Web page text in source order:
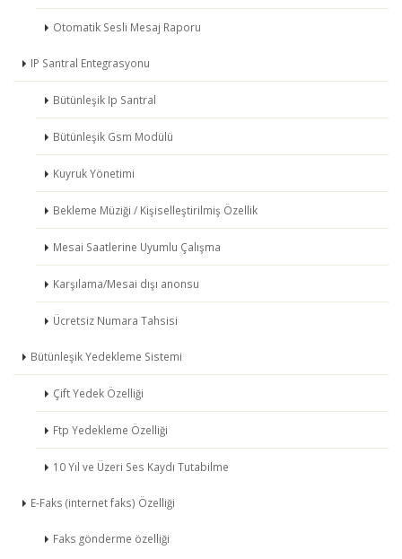
Otomatik Sesli Mesaj Raporu
IP Santral Entegrasyonu
Bütünleşik Ip Santral
Bütünleşik Gsm Modülü
Kuyruk Yönetimi
Bekleme Müziği / Kişiselleştirilmiş Özellik
Mesai Saatlerine Uyumlu Çalışma
Karşılama/Mesai dışı anonsu
Ücretsiz Numara Tahsisi
Bütünleşik Yedekleme Sistemi
Çift Yedek Özelliği
Ftp Yedekleme Özelliği
10 Yıl ve Üzeri Ses Kaydı Tutabilme
E-Faks (internet faks) Özelliği
Faks gönderme özelliği